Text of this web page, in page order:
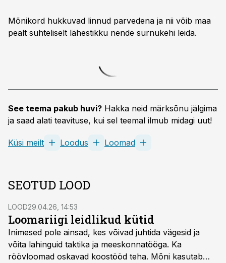
Mõnikord hukkuvad linnud parvedena ja nii võib maa
pealt suhteliselt lähestikku nende surnu­kehi leida.
See teema pakub huvi? Hakka neid märksõnu jälgima
ja saad alati teavituse, kui sel teemal ilmub midagi uut!
Küsi meilt Loodus Loomad
SEOTUD LOOD
LOOD29.04.26, 14:53
Loomariigi leidlikud kütid
Inimesed pole ainsad, kes võivad juhtida vägesid ja
võita lahinguid taktika ja mees­konnatööga. Ka
röövloomad oskavad koostööd teha. Mõni kasutab